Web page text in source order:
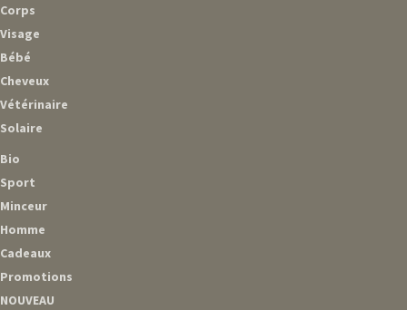
Corps
Visage
Bébé
Cheveux
Vétérinaire
Solaire
Bio
Sport
Minceur
Homme
Cadeaux
Promotions
NOUVEAU